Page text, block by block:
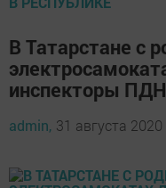
В Татарстане с
инспекторы ПДН
admin, 31 августа 2020